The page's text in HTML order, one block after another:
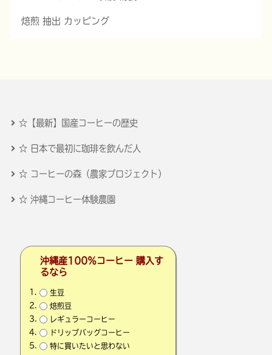
焙煎 抽出 カッピング
☆【最新】国産コーヒーの歴史
☆ 日本で最初に珈琲を飲んだ人
☆ コーヒーの森（農家プロジェクト）
☆ 沖縄コーヒー体験農園
沖縄産100％コーヒー 購入す
るなら
生豆
焙煎豆
レギュラーコーヒー
ドリップバッグコーヒー
特に買いたいと思わない